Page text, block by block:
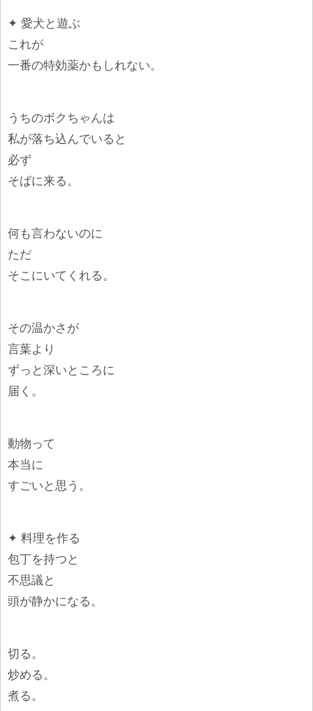
✦ 愛犬と遊ぶ
これが
一番の特効薬かもしれない。
うちのボクちゃんは
私が落ち込んでいると
必ず
そばに来る。
何も言わないのに
ただ
そこにいてくれる。
その温かさが
言葉より
ずっと深いところに
届く。
動物って
本当に
すごいと思う。
✦ 料理を作る
包丁を持つと
不思議と
頭が静かになる。
切る。
炒める。
煮る。